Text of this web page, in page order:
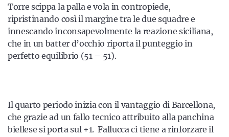
Torre scippa la palla e vola in contropiede,
ripristinando così il margine tra le due squadre e
innescando inconsapevolmente la reazione siciliana,
che in un batter d’occhio riporta il punteggio in
perfetto equilibrio (51 – 51).
Il quarto periodo inizia con il vantaggio di Barcellona,
che grazie ad un fallo tecnico attribuito alla panchina
biellese si porta sul +1. Fallucca ci tiene a rinforzare il